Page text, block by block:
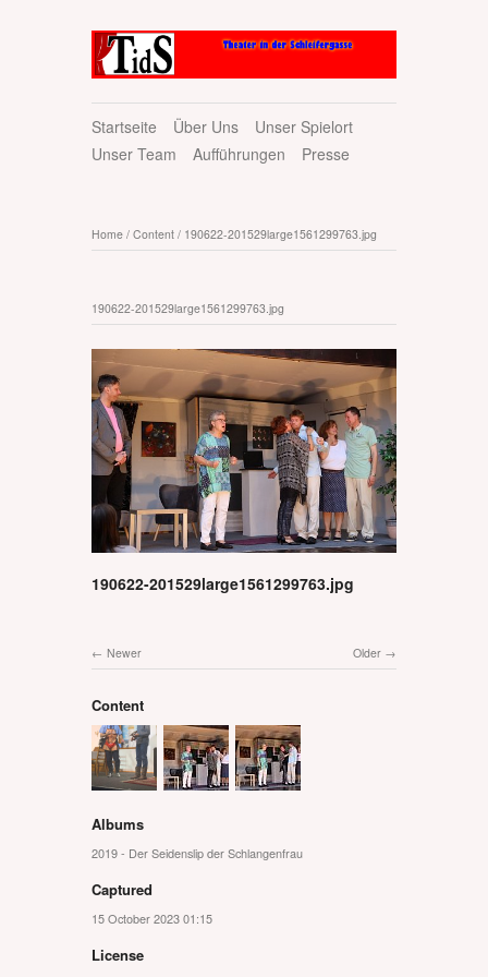
Startseite Über Uns
Unser Spielort
Unser Team
Aufführungen Presse
Home / Content / 190622-201529large1561299763.jpg
190622-201529large1561299763.jpg
190622-201529large1561299763.jpg
Older
Newer
Content
Albums
2019 - Der Seidenslip der Schlangenfrau
Captured
15 October 2023 01:15
License